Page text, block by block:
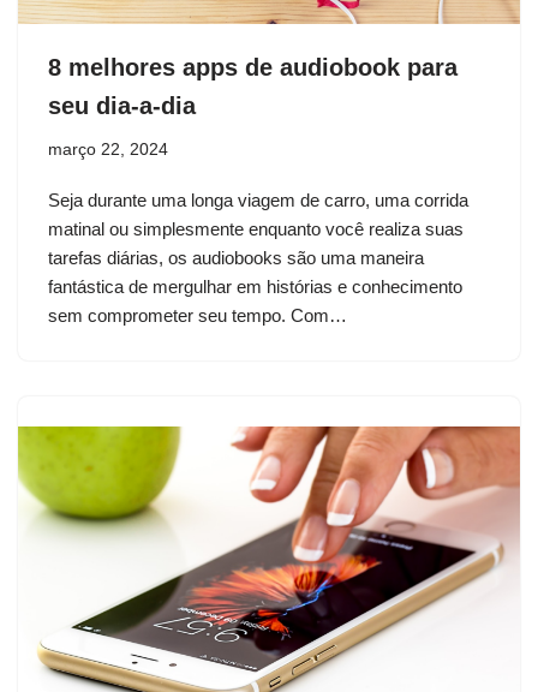
8 melhores apps de audiobook para
seu dia-a-dia
março 22, 2024
Seja durante uma longa viagem de carro, uma corrida
matinal ou simplesmente enquanto você realiza suas
tarefas diárias, os audiobooks são uma maneira
fantástica de mergulhar em histórias e conhecimento
sem comprometer seu tempo. Com…